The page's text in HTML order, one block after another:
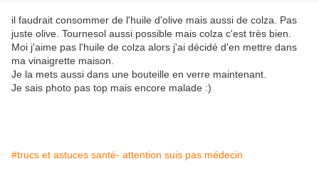
il faudrait consommer de l'huile d'olive mais aussi de colza. Pas
juste olive. Tournesol aussi possible mais colza c'est très bien.
Moi j'aime pas l'huile de colza alors j'ai décidé d'en mettre dans
ma vinaigrette maison.
Je la mets aussi dans une bouteille en verre maintenant.
Je sais photo pas top mais encore malade :)
#trucs et astuces santé- attention suis pas médecin